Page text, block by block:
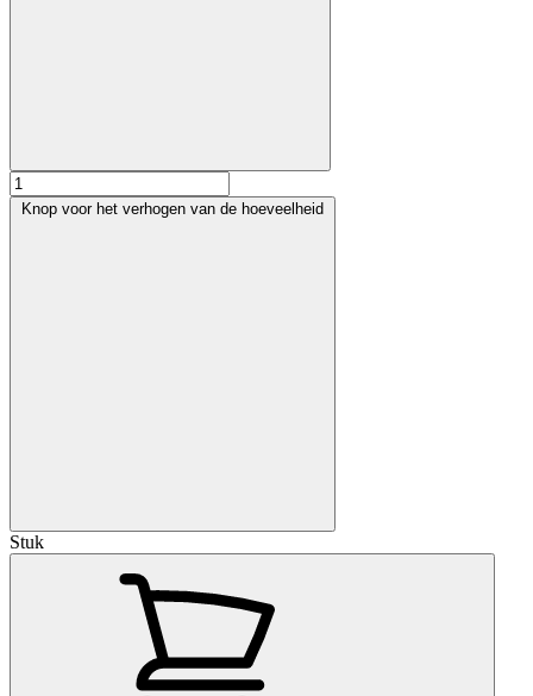
Knop voor het verhogen van de hoeveelheid
Stuk